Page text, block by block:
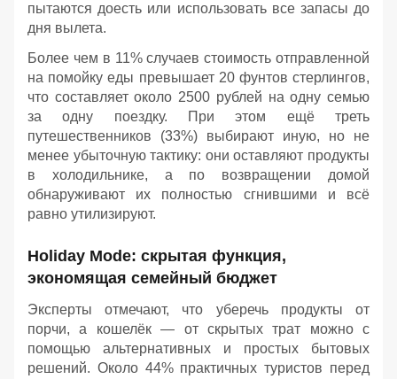
пытаются доесть или использовать все запасы до
дня вылета.
Более чем в 11% случаев стоимость отправленной
на помойку еды превышает 20 фунтов стерлингов,
что составляет около 2500 рублей на одну семью
за одну поездку. При этом ещё треть
путешественников (33%) выбирают иную, но не
менее убыточную тактику: они оставляют продукты
в холодильнике, а по возвращении домой
обнаруживают их полностью сгнившими и всё
равно утилизируют.
Holiday Mode: скрытая функция,
экономящая семейный бюджет
Эксперты отмечают, что уберечь продукты от
порчи, а кошелёк — от скрытых трат можно с
помощью альтернативных и простых бытовых
решений. Около 44% практичных туристов перед